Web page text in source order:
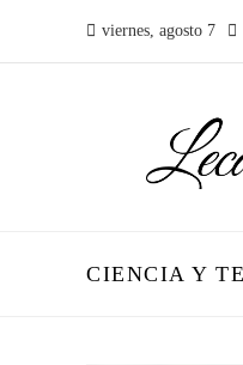
viernes, agosto 7
CIENCIA Y